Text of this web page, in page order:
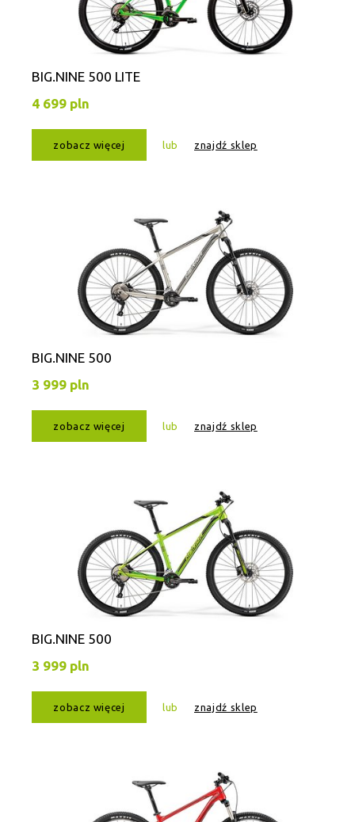
BIG.NINE 500 LITE
4 699 pln
zobacz więcej lub znajdź sklep
BIG.NINE 500
3 999 pln
zobacz więcej lub znajdź sklep
BIG.NINE 500
3 999 pln
zobacz więcej lub znajdź sklep